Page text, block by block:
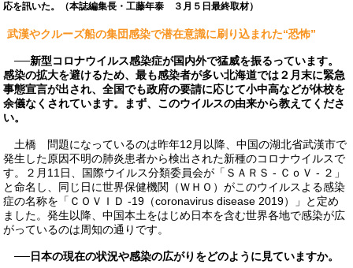
応を訊いた。（本誌編集長・工藤年泰 ３月５日最終取材）
武漢やクルーズ船の集団感染で潜在意識に刷り込まれた“恐怖”
──新型コロナウイルス感染症が国内外で猛威を振るっています。
感染の拡大を避けるため、最も感染者が多い北海道では２月末に緊急
事態宣言が出され、全国でも政府の要請に応じて小中高などが休校を
余儀なくされています。まず、このウイルスの由来から教えてくださ
い。
土橋 問題になっているのは昨年12月以降、中国の湖北省武漢市で
発生した原因不明の肺炎患者から検出された新種のコロナウイルスで
す。２月11日、国際ウイルス分類委員会が「ＳＡＲＳ - ＣｏＶ - ２」
と命名し、同じ日に世界保健機関（ＷＨＯ）がこのウイルスよる感染
症の名称を「ＣＯＶＩＤ -19（coronavirus disease 2019）」と定め
ました。発生以降、中国本土をはじめ日本を含む世界各地で感染が広
がっているのは周知の通りです。
──日本の現在の状況や感染の広がりをどのように見ていますか。